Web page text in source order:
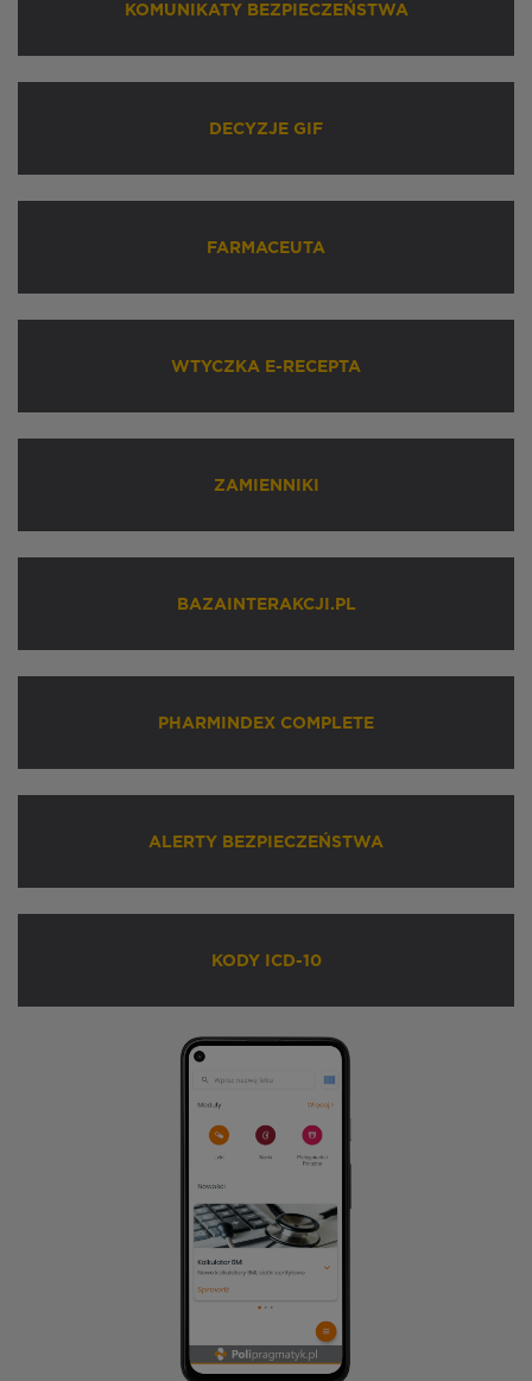
KOMUNIKATY BEZPIECZEŃSTWA
DECYZJE GIF
FARMACEUTA
WTYCZKA E-RECEPTA
ZAMIENNIKI
BAZAINTERAKCJI.PL
PHARMINDEX COMPLETE
ALERTY BEZPIECZEŃSTWA
KODY ICD-10